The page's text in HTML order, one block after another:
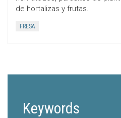
de hortalizas y frutas.
FRESA
Keywords